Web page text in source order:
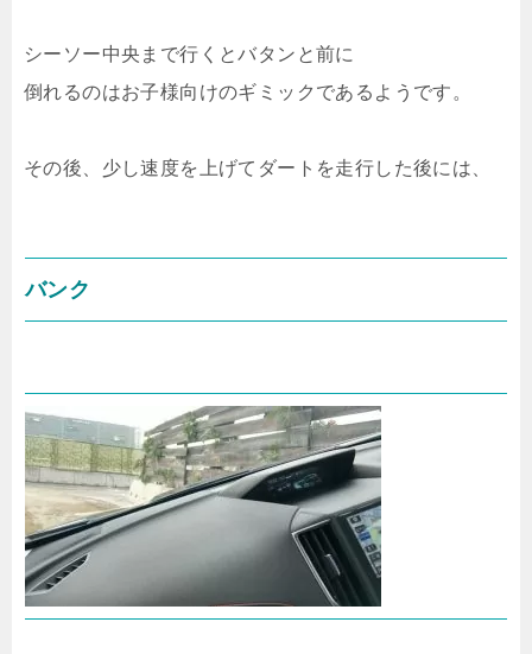
シーソー中央まで行くとバタンと前に
倒れるのはお子様向けのギミックであるようです。
その後、少し速度を上げてダートを走行した後には、
バンク